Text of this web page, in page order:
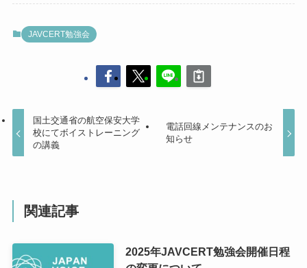
JAVCERT勉強会
国土交通省の航空保安大学
校にてボイストレーニング
の講義
電話回線メンテナンスのお
知らせ
関連記事
2025年JAVCERT勉強会開催日程